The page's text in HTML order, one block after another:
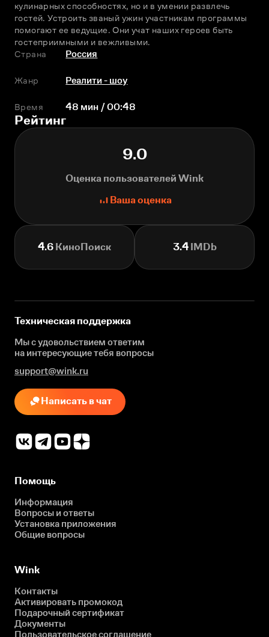
кулинарных способностях, но и в умении развлечь
гостей. Устроить званый ужин участникам программы
помогают ее ведущие. Они учат наших героев быть
гостеприимными и вежливыми.
Страна
Россия
Жанр Реалити - шоу
Время 48 мин / 00:48
Рейтинг
9.0
Оценка пользователей Wink
Ваша оценка
4.6 КиноПоиск 3.4IMDb
Техническая поддержка
Мы с удовольствием ответим
на интересующиетебя вопросы
support@wink.ru
Написать в чат
Помощь
Информация
Вопросы и ответы
Установка приложения
Общие вопросы
Wink
Контакты
Активировать промокод
Подарочный сертификат
Документы
Пользовательское соглашение